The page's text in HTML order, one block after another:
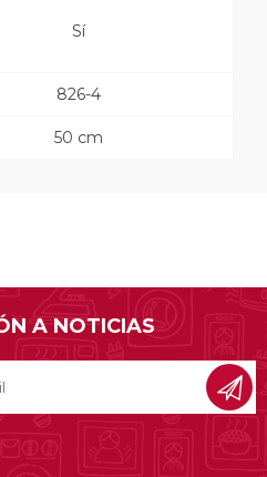
Sí
826-4
50 cm
A NOTICIAS